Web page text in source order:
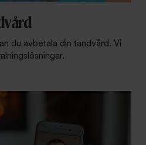
du avbetala din tandvård. Vi